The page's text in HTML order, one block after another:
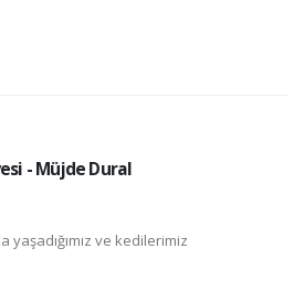
- Müjde Dural
yaşadığımız ve kedilerimiz